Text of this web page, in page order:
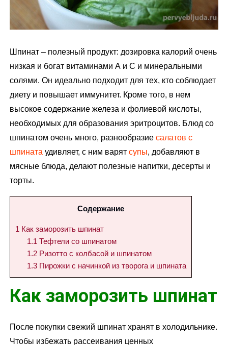
Шпинат – полезный продукт: дозировка калорий очень
низкая и богат витаминами А и С и минеральными
солями. Он идеально подходит для тех, кто соблюдает
диету и повышает иммунитет. Кроме того, в нем
высокое содержание железа и фолиевой кислоты,
необходимых для образования эритроцитов. Блюд со
шпинатом очень много, разнообразиесалатов с
шпината удивляет, с ним варятсупы, добавляют в
мясные блюда, делают полезные напитки, десерты и
торты.
Содержание
1 Как заморозить шпинат
1.1 Тефтели со шпинатом
1.2 Ризотто с колбасой и шпинатом
1.3 Пирожки с начинкой из творога и шпината
Как заморозить шпинат
После покупки свежий шпинат хранят в холодильнике.
Чтобы избежать рассеивания ценных